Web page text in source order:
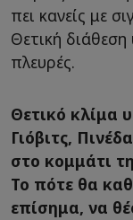
πει κανείς με
Θετική
πλευρές.
Θετικό κλίμα
Γιόβιτς,
στο κομμάτι
Το πότε θα
επίσημα, να